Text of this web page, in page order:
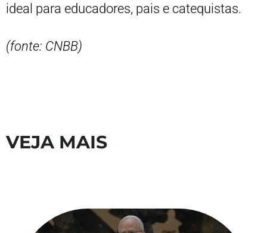
ideal para educadores, pais e catequistas.
(fonte: CNBB)
VEJA MAIS